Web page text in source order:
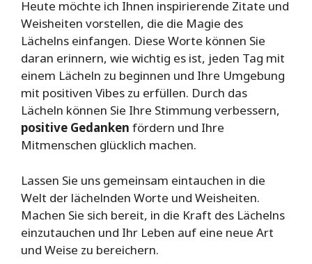
Heute möchte ich Ihnen inspirierende Zitate und
Weisheiten vorstellen, die die Magie des
Lächelns einfangen. Diese Worte können Sie
daran erinnern, wie wichtig es ist, jeden Tag mit
einem Lächeln zu beginnen und Ihre Umgebung
mit positiven Vibes zu erfüllen. Durch das
Lächeln können Sie Ihre Stimmung verbessern,
positive Gedanken fördern und Ihre
Mitmenschen glücklich machen.
Lassen Sie uns gemeinsam eintauchen in die
Welt der lächelnden Worte und Weisheiten.
Machen Sie sich bereit, in die Kraft des Lächelns
einzutauchen und Ihr Leben auf eine neue Art
und Weise zu bereichern.